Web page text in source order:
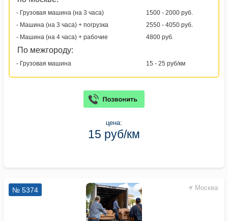
- Грузовая машина (на 3 часа)
1500 - 2000 руб.
- Машина (на 3 часа) + погрузка
2550 - 4050 руб.
- Машина (на 4 часа) + рабочие
4800 руб.
По межгороду:
- Грузовая машина 15 - 25 руб/км
цена:
15 руб/км
Москва
№ 5374